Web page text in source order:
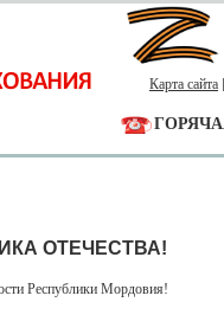
Карта сайта
ОТЕЧЕСТВА!
Республики Мордовия!